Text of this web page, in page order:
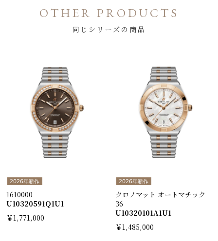
OTHER PRODUCTS
同じシリーズの商品
2026年新作
1610000
U10320591Q1U1
￥1,771,000
2026年新作
クロノマット オートマチック
36
U10320101A1U1
￥1,485,000